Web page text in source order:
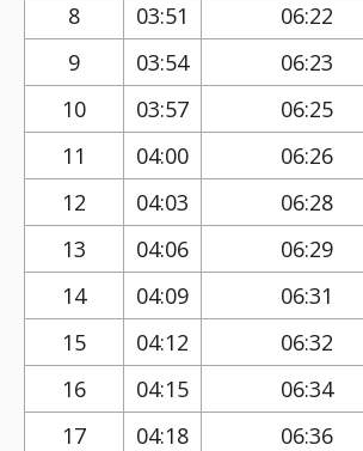
8
03:51 06:22
9
03:54 06:23
10
03:57 06:25
11
04:00 06:26
12
04:03 06:28
13
04:06 06:29
14
04:09 06:31
15
04:12 06:32
16
04:15 06:34
17
04:18 06:36